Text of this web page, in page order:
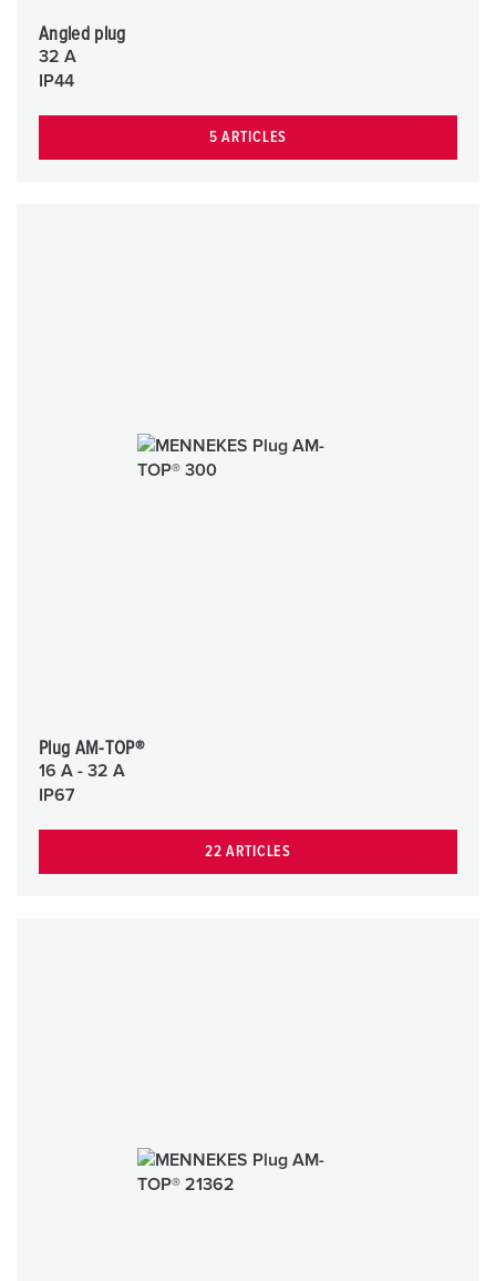
Angled plug
32 A
IP44
5 ARTICLES
Plug AM-TOP®
16 A - 32 A
IP67
22 ARTICLES